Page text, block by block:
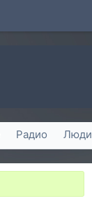
Радио Люди